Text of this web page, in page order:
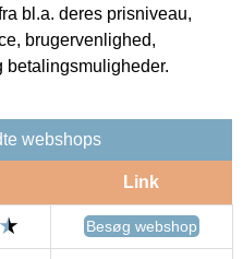
bl.a. deres prisniveau,
brugervenlighed,
betalingsmuligheder.
webshops
Link
Besøg webshop